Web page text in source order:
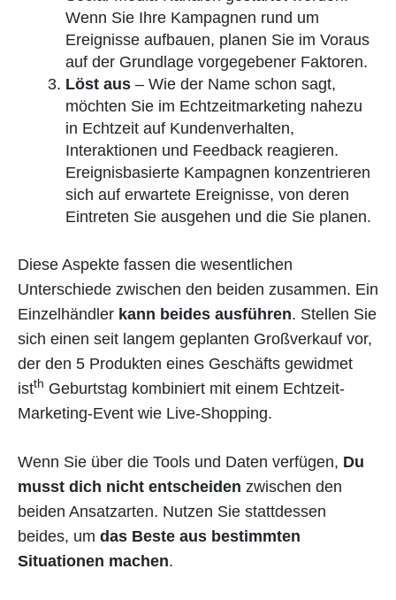
Wenn Sie Ihre Kampagnen rund um
Ereignisse aufbauen, planen Sie im Voraus
auf der Grundlage vorgegebener Faktoren.
Löst aus – Wie der Name schon sagt,
möchten Sie im Echtzeitmarketing nahezu
in Echtzeit auf Kundenverhalten,
Interaktionen und Feedback reagieren.
Ereignisbasierte Kampagnen konzentrieren
sich auf erwartete Ereignisse, von deren
Eintreten Sie ausgehen und die Sie planen.
Diese Aspekte fassen die wesentlichen
Unterschiede zwischen den beiden zusammen. Ein
Einzelhändler kann beides ausführen. Stellen Sie
sich einen seit langem geplanten Großverkauf vor,
der den 5 Produkten eines Geschäfts gewidmet
istth Geburtstag kombiniert mit einem Echtzeit-
Marketing-Event wie Live-Shopping.
Wenn Sie über die Tools und Daten verfügen, Du
musst dich nicht entscheiden zwischen den
beiden Ansatzarten. Nutzen Sie stattdessen
beides, um das Beste aus bestimmten
Situationen machen.